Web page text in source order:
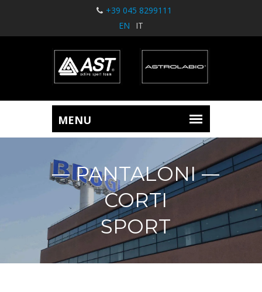
+39 045 8299111
EN
IT
PANTALONI
CORTI
SPORT